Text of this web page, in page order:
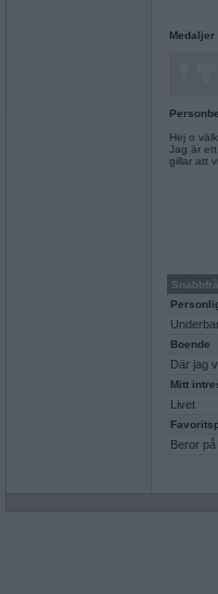
Medaljer
Hej o
Jag är
gillar att
Boende
Där jag
Mitt
Livet
Beror